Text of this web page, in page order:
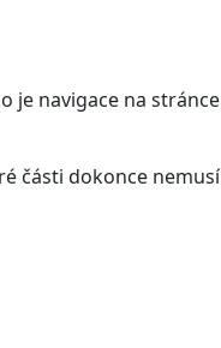
navigace na
části dokonce